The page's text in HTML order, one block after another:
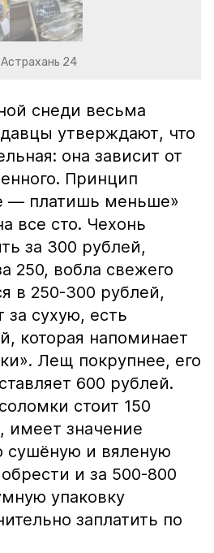
24
снеди весьма
утверждают, что
она зависит от
Принцип
— платишь меньше»
все сто. Чехонь
за 300 рублей,
250, вобла свежего
в 250-300 рублей,
за сухую, есть
которая напоминает
Лещ покрупнее, его
600 рублей.
стоит 150
имеет значение
сушёную и вяленую
и за 500-800
упаковку
заплатить по